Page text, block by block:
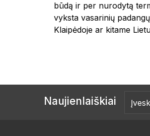
būdą ir per nurodytą
vyksta vasarinių
Klaipėdoje ar kitame
Naujienlaiškiai